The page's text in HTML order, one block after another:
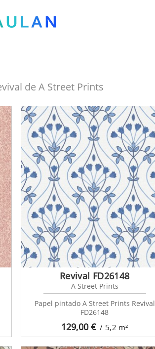
de A Street Prints
129,00€ / 5,2 m²
Revival FD26148
A Street Prints
Papel pintado A Street Prints Revival
FD26148